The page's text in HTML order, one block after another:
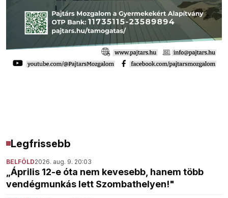
Legfrissebb
BELFÖLD2026. aug. 9. 20:03
„Április 12-e óta nem kevesebb, hanem több
vendégmunkás lett Szombathelyen!"